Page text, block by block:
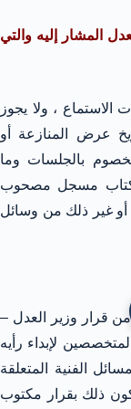
المشار إليه والتي
، ولا يجوز
عرض المنازعة أو
بالجلسات وما
مسجل مصحوب
أو غير ذلك من وسائل
من قرار وزير العدل –
لإبداء رأيه
الفنية المتعلقة
ذلك بقرار مكتوب